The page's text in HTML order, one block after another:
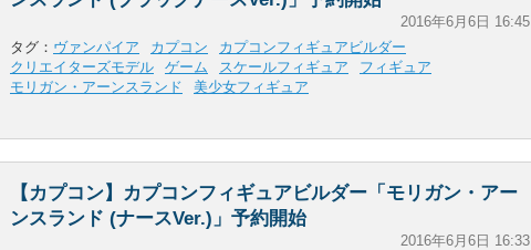
2016年6月6日 16:45
タグ： ヴァンパイア カプコン
カプコンフィギュアビルダー
クリエイターズモデル
ゲーム スケールフィギュア
フィギュア
モリガン・アーンスランド
美少女フィギュア
【カプコン】カプコンフィギュアビルダー「モリガン・アー
ンスランド (ナースVer.)」予約開始
2016年6月6日 16:33